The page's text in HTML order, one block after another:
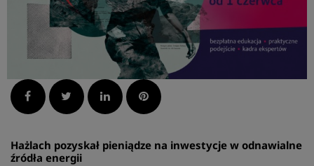
Facebook Twitter LinkedInPinterest
Hażlach pozyskał pieniądze na inwestycje w odnawialne
źródła energii